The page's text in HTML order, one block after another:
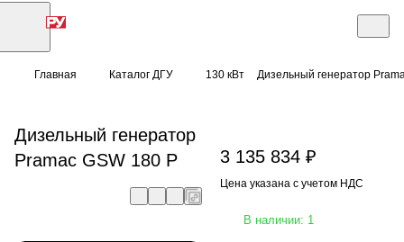
Главная Каталог ДГУ 130 кВт Дизельный генератор
Дизельный генератор
Pramac GSW 180 P
3 135 834 ₽
Цена указана с учетом НДС
В наличии: 1